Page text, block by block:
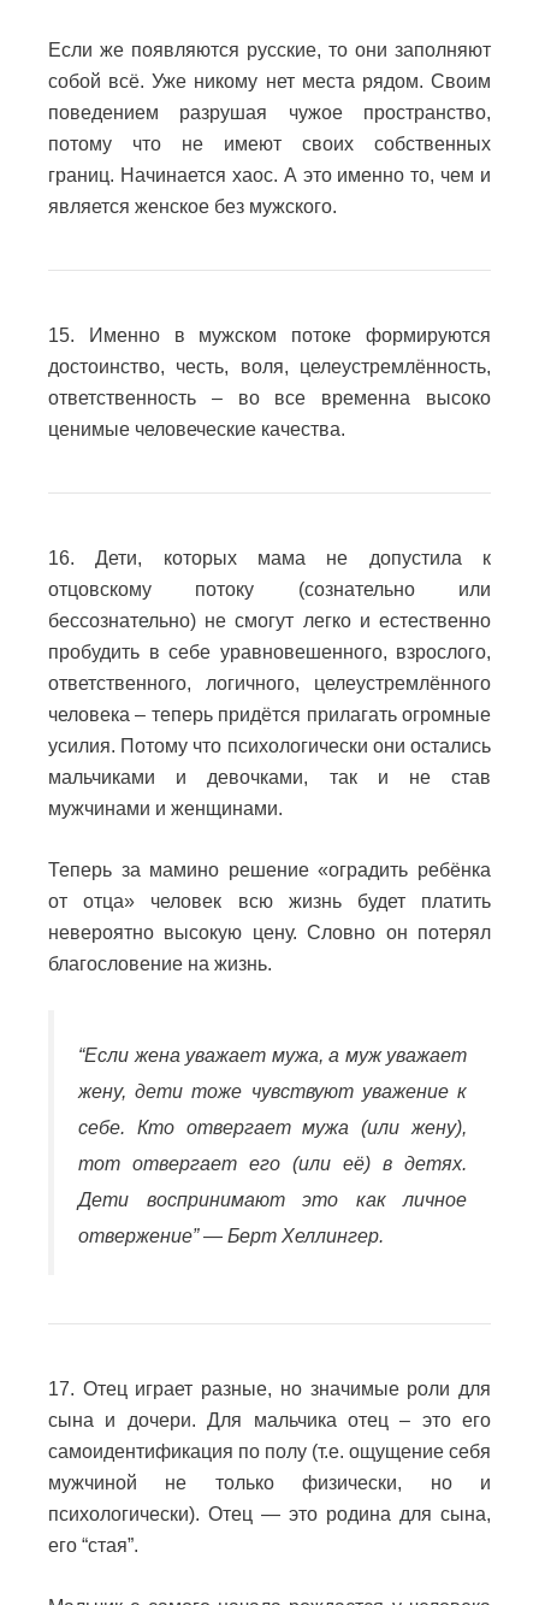
Если же появляются русские, то они заполняют
собой всё. Уже никому нет места рядом. Своим
поведением разрушая чужое пространство,
потому что не имеют своих собственных
границ. Начинается хаос. А это именно то, чем и
является женское без мужского.
15. Именно в мужском потоке формируются
достоинство, честь, воля, целеустремлённость,
ответственность – во все временна высоко
ценимые человеческие качества.
16. Дети, которых мама не допустила к
отцовскому потоку (сознательно или
бессознательно) не смогут легко и естественно
пробудить в себе уравновешенного, взрослого,
ответственного, логичного, целеустремлённого
человека – теперь придётся прилагать огромные
усилия. Потому что психологически они остались
мальчиками и девочками, так и не став
мужчинами и женщинами.
Теперь за мамино решение «оградить ребёнка
от отца» человек всю жизнь будет платить
невероятно высокую цену.Словно он потерял
благословение на жизнь.
“Если жена уважает мужа, а муж уважает
жену, дети тоже чувствуют уважение к
себе. Кто отвергает мужа (или жену),
тот отвергает его (или её) в детях.
Дети воспринимают это как личное
отвержение” — Берт Хеллингер.
17. Отец играет разные, но значимые роли для
сына и дочери. Для мальчика отец – это его
самоидентификация по полу (т.е. ощущение себя
мужчиной не только физически, но и
психологически). Отец — это родина для сына,
его “стая”.